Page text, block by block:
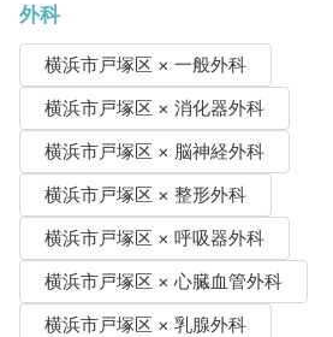
外科
横浜市戸塚区 × 一般外科
横浜市戸塚区 × 消化器外科
横浜市戸塚区 × 脳神経外科
横浜市戸塚区 × 整形外科
横浜市戸塚区 × 呼吸器外科
横浜市戸塚区 × 心臓血管外科
横浜市戸塚区 × 乳腺外科